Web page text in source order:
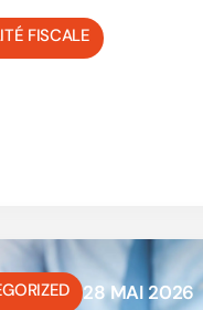
FISCALE 17 JUIN 2026
28 MAI 2026